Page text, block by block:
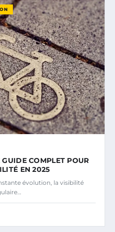
COMPLET POUR
EN 2025
évolution, la visibilité